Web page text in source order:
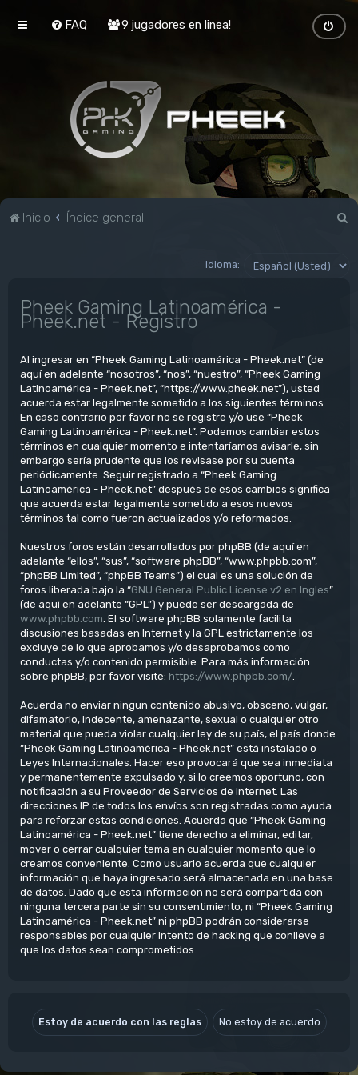
FAQ 9 jugadores en linea!
Inicio Índice general
Idioma:
Pheek Gaming Latinoamérica -
Pheek.net - Registro
Al ingresar en “Pheek Gaming Latinoamérica - Pheek.net” (de
aquí en adelante “nosotros”, “nos”, “nuestro”, “Pheek Gaming
Latinoamérica - Pheek.net”, “https://www.pheek.net”), usted
acuerda estar legalmente sometido a los siguientes términos.
En caso contrario por favor no se registre y/o use “Pheek
Gaming Latinoamérica - Pheek.net”. Podemos cambiar estos
términos en cualquier momento e intentaríamos avisarle, sin
embargo sería prudente que los revisase por su cuenta
periódicamente. Seguir registrado a “Pheek Gaming
Latinoamérica - Pheek.net” después de esos cambios significa
que acuerda estar legalmente sometido a esos nuevos
términos tal como fueron actualizados y/o reformados.
Nuestros foros están desarrollados por phpBB (de aquí en
adelante “ellos”, “sus”, “software phpBB”, “www.phpbb.com”,
“phpBB Limited”, “phpBB Teams”) el cual es una solución de
foros liberada bajo la “GNU General Public License v2 en Ingles”
(de aquí en adelante “GPL”) y puede ser descargada de
www.phpbb.com . El software phpBB solamente facilita
discusiones basadas en Internet y la GPL estrictamente los
excluye de lo que aprobamos y/o desaprobamos como
conductas y/o contenido permisible. Para más información
sobre phpBB, por favor visite: https://www.phpbb.com/
Acuerda no enviar ningun contenido abusivo, obsceno, vulgar,
difamatorio, indecente, amenazante, sexual o cualquier otro
material que pueda violar cualquier ley de su país, el país donde
“Pheek Gaming Latinoamérica - Pheek.net” está instalado o
Leyes Internacionales. Hacer eso provocará que sea inmediata
y permanentemente expulsado y, si lo creemos oportuno, con
notificación a su Proveedor de Servicios de Internet. Las
direcciones IP de todos los envíos son registradas como ayuda
para reforzar estas condiciones. Acuerda que “Pheek Gaming
Latinoamérica - Pheek.net” tiene derecho a eliminar, editar,
mover o cerrar cualquier tema en cualquier momento que lo
creamos conveniente. Como usuario acuerda que cualquier
información que haya ingresado será almacenada en una base
de datos. Dado que esta información no será compartida con
ninguna tercera parte sin su consentimiento, ni “Pheek Gaming
Latinoamérica - Pheek.net” ni phpBB podrán considerarse
responsables por cualquier intento de hacking que conlleve a
que los datos sean comprometidos.